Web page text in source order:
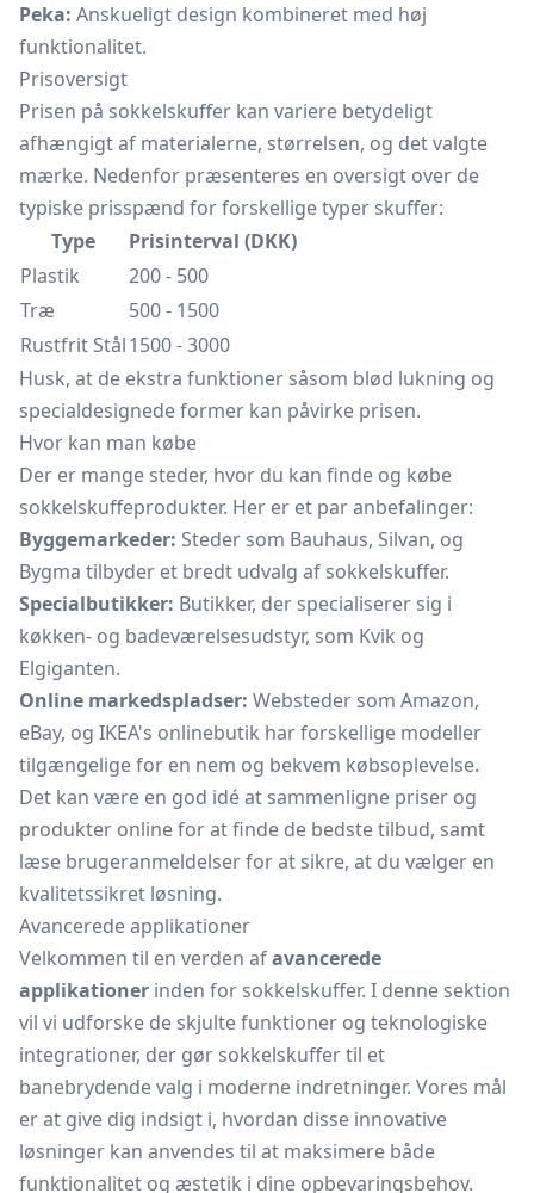
Peka: Anskueligt design kombineret med høj
funktionalitet.
Prisoversigt
Prisen på sokkelskuffer kan variere betydeligt
afhængigt af materialerne, størrelsen, og det valgte
mærke. Nedenfor præsenteres en oversigt over de
typiske prisspænd for forskellige typer skuffer:
Type
Prisinterval (DKK)
Plastik
200 - 500
Træ
500 - 1500
Rustfrit Stål1500 - 3000
Husk, at de ekstra funktioner såsom blød lukning og
specialdesignede former kan påvirke prisen.
Hvor kan man købe
Der er mange steder, hvor du kan finde og købe
sokkelskuffeprodukter. Her er et par anbefalinger:
Byggemarkeder: Steder som Bauhaus, Silvan, og
Bygma tilbyder et bredt udvalg af sokkelskuffer.
Specialbutikker: Butikker, der specialiserer sig i
køkken- og badeværelsesudstyr, som Kvik og
Elgiganten.
Online markedspladser: Websteder som Amazon,
eBay, og IKEA's onlinebutik har forskellige modeller
tilgængelige for en nem og bekvem købsoplevelse.
Det kan være en god idé at sammenligne priser og
produkter online for at finde de bedste tilbud, samt
læse brugeranmeldelser for at sikre, at du vælger en
kvalitetssikret løsning.
Avancerede applikationer
Velkommen til en verden afavancerede
applikationer inden for sokkelskuffer. I denne sektion
vil vi udforske de skjulte funktioner og teknologiske
integrationer, der gør sokkelskuffer til et
banebrydende valg i moderne indretninger. Vores mål
er at give dig indsigt i, hvordan disse innovative
løsninger kan anvendes til at maksimere både
funktionalitet og æstetik i dine opbevaringsbehov.